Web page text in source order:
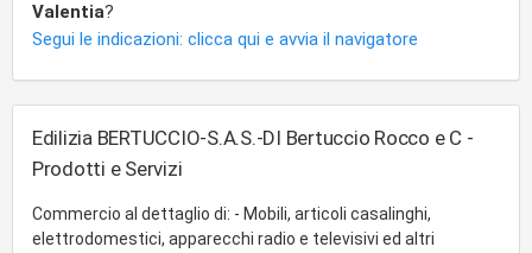
Valentia?
Segui le indicazioni: clicca qui e avvia il navigatore
Edilizia BERTUCCIO-S.A.S.-DI Bertuccio Rocco e C -
Prodotti e Servizi
Commercio al dettaglio di: - Mobili, articoli casalinghi,
elettrodomestici, apparecchi radio e televisivi ed altri